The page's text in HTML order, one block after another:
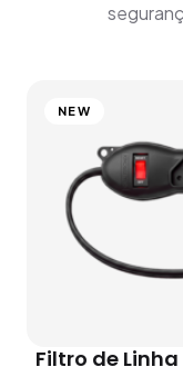
NEW
Filtro de